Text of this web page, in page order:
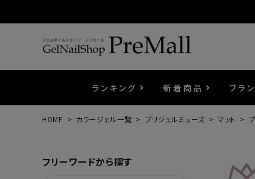
ランキング 新着商品 ブラ
マグ
ピン
パウ
HOME カラージェル一覧 プリジェルミューズ マット
フリーワードから探す